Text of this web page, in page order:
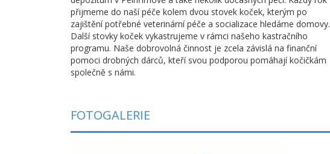
přijmeme do naší péče kolem dvou stovek koček, kterým po
zajištění potřebné veterinární péče a socializace hledáme domovy.
Další stovky koček vykastrujeme v rámci našeho kastračního
programu. Naše dobrovolná činnost je zcela závislá na finanční
pomoci drobných dárců, kteří svou podporou pomáhají kočičkám
společně s námi.
FOTOGALERIE